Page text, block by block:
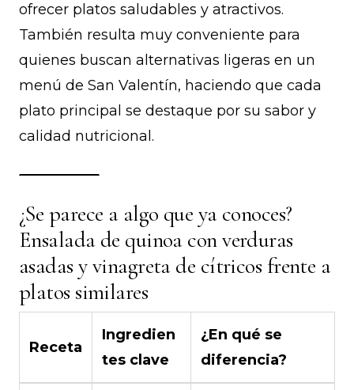
ofrecer platos saludables y atractivos.
También resulta muy conveniente para
quienes buscan alternativas ligeras en un
menú de San Valentín, haciendo que cada
plato principal se destaque por su sabor y
calidad nutricional.
¿Se parece a algo que ya conoces?
Ensalada de quinoa con verduras
asadas y vinagreta de cítricos frente a
platos similares
Receta
Ingredien
tes clave
¿En qué se
diferencia?